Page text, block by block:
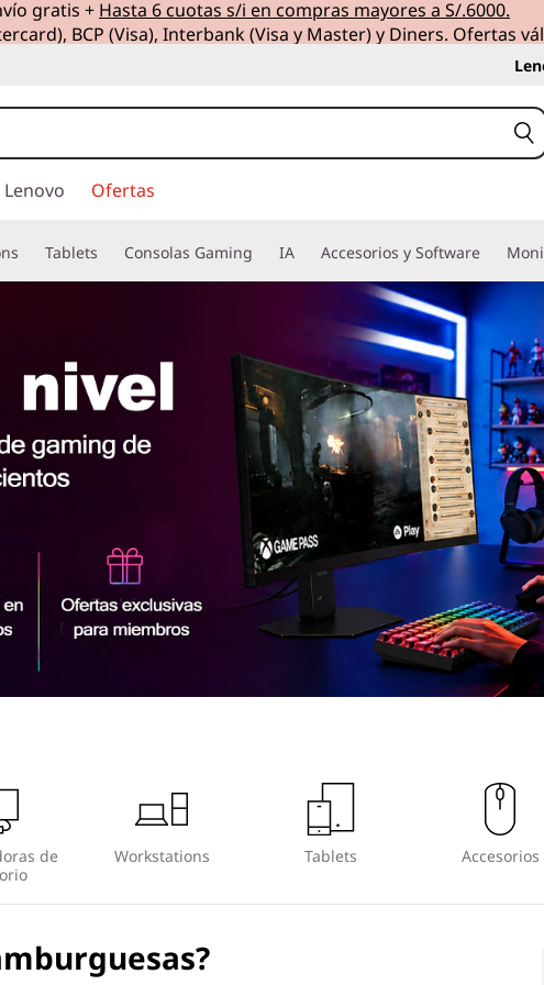
gratis + Hasta 6 cuotas s/i en compras mayores a S/.6000.
BCP (Visa), Interbank (Visa y Master) y Diners. Ofertas
Ofertas
Tablets Consolas Gaming IA Accesorios y Software
de
Workstations Tablets Accesorios